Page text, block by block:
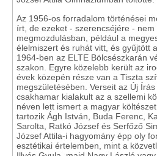
Az 1956-os forradalom történései
írt, de ezeket - szerencséjére -
megmozdulásban, például a
élelmiszert és ruhát vitt, és gyűjtött
1964-ben az ELTE Bölcsészkarán
szakon. Egyre közelebb került az
évek közepén része van a Tiszta
megszületésében. Verseit az Új
csakhamar kialakult az a szellemi
néven lett ismert a magyar
tartozik Ágh István, Buda Ferenc,
Sarolta, Ratkó József és Serfőző
József Attila-i hagyomány épp oly
esztétikai értelemben, mint a